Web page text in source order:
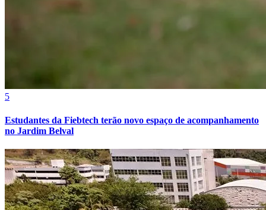
5
Estudantes da Fiebtech terão novo espaço de acompanhamento
no Jardim Belval